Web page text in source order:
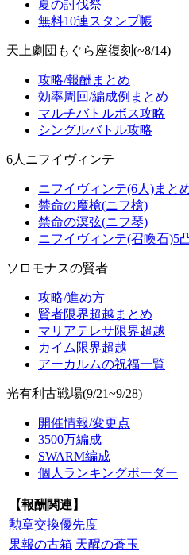
夏の討伐祭
無料10連スタンプ帳
天上劇団もぐら座復刻(~8/14)
攻略/報酬まとめ
効率周回/編成例まとめ
マルチバトルボス攻略
シングルバトル攻略
6人ニフイヴィンテ
ニフイヴィンテ(6人)まと
禁命の魔槍(ニフ槍)
禁命の溟弦(ニフ琴)
ニフイヴィンテ(召喚石)5
ソロモナスの賢者
攻略/進め方
賢者限界超越まとめ
マリアテレサ限界超越
カイム限界超越
アーカルムの祝福一覧
光有利古戦場(9/21~9/28)
開催情報/変更点
3500万編成
SWARM編成
個人ランキングボーダー
【報酬関連】
勲章交換優先度
果報の古箱 天醒の蒼玉